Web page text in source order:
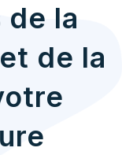
de la
de la